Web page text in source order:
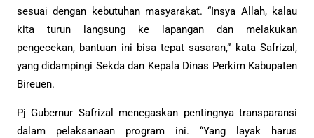
sesuai dengan kebutuhan masyarakat. “Insya Allah, kalau
kita turun langsung ke lapangan dan melakukan
pengecekan, bantuan ini bisa tepat sasaran,” kata Safrizal,
yang didampingi Sekda dan Kepala Dinas Perkim Kabupaten
Bireuen.
Pj Gubernur Safrizal menegaskan pentingnya transparansi
dalam pelaksanaan program ini. “Yang layak harus